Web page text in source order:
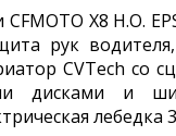
CFMOTO X8 H.O.
рук
CVTech со
дисками и
лебедка